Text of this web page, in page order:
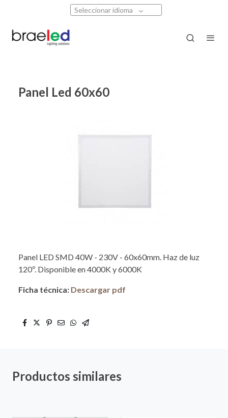
Seleccionar idioma
Panel Led 60x60
Panel LED SMD 40W - 230V - 60x60mm. Haz de luz
120º. Disponible en 4000K y 6000K
Ficha técnica: Descargar pdf
Productos similares